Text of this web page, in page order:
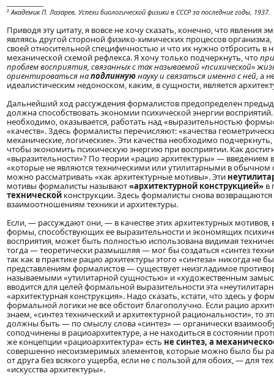
²Академик П. Лазарев, Успехи биологической физики в СССР за последние годы, 1937.
Приводя эту цитату, я вовсе не хочу сказать, конечно, что явления
являясь другой стороной физико-химических процессов
своей относительной специфичностью и что их нужно отбросить в
механической схемой рефлекса. Я хочу только подчеркнуть, что
проблем восприятия, связанных с так называемой «психической»
ориентироваться наподлиннуюнауку и связаться именно с ней, а
идеалистическим недоноском, каким, в сущности, является
Дальнейший ход рассуждения формалистов предопределен
должна способствовать экономии психической энергии
необходимо, оказывается, работать над «выразительностью
«качеств». Здесь формалисты перечисляют: «качества
механические, логические». Эти качества необходимо
чтобы экономить психическую энергию при восприятии. Как
«выразительности»? По теории «рацио архитектуры» — введением
«которые не являются техническими или утилитарными в обычном
можно рассматривать «как архитектурные мотивы». Эти
мотивы формалисты называют«архитектурной конструкцией» в
технической конструкции. Здесь формалисты снова
взаимоотношениям техники и архитектуры.
Если, — рассуждают они, — в качестве этих архитектурных
формы, способствующих ее выразительности и экономящих
восприятия, может быть полностью использована видимая
тогда — теоретически размышляя — мог бы создаться «синтез
так как в практике рацио архитектуры этого «синтеза» никогда не
представлениям формалистов — существует неизгладимое
называемыми «утилитарной сущностью» и «художественным
вводится для целей формальной выразительности эта
«архитектурная конструкция». Надо сказать, кстати, что здесь у
формальной логики не все обстоит благополучно. Если рацио
знаем, «синтез технический и архитектурной рациональности», то
должны быть — по смыслу слова «синтез» — органически
соподчинены в рациоархитектуре, а не находиться в состоянии
же концепции «рациоархитектура» есть не синтез, а
совершенно несоизмеримых элементов, которые можно было бы
от друга без всякого ущерба, если не с пользой для обоих, — для
«искусства архитектуры».